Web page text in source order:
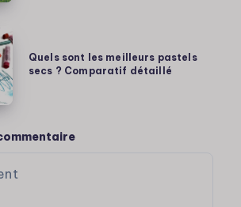
Quels sont les meilleurs pastels
secs ? Comparatif détaillé